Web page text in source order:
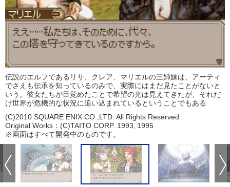
伝説のエルフであるリサ、クレア、マリエルの三姉妹は、アーティ
でさえも伝承を知っているのみで、実際にはまだ見たことがないと
いう。彼女たちが目覚めたことで希望の光は見えてきたが、それだ
け世界が危機的な状況に追い込まれているということでもある
(C)2010 SQUARE ENIX CO.,LTD. All Rights Reserved.
Original Works：(C)TAITO CORP. 1993, 1995
※画面はすべて開発中のものです。